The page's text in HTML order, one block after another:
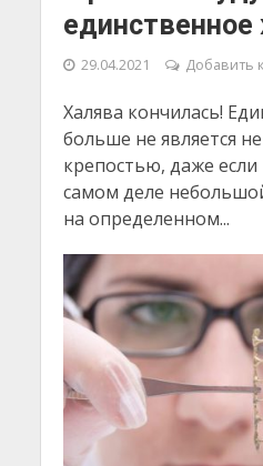
29.04.2021 Добавить
Халява кончилась!
больше не является
крепостью, даже если
самом деле
на определенном...